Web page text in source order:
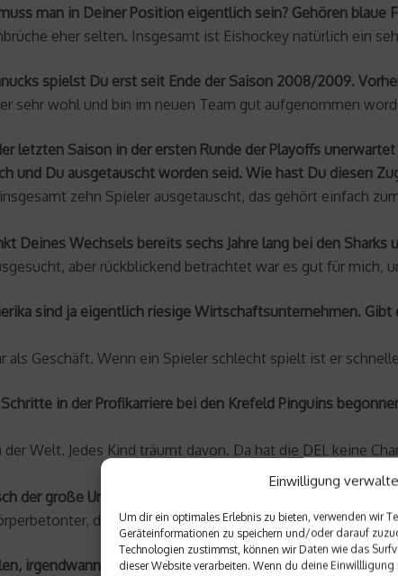
Einwilligung
Um dir ein optimales Erlebnis zu bieten, verwenden wir
Geräteinformationen zu speichern und/oder darauf
Technologien zustimmst, können wir Daten wie das
dieser Website verarbeiten. Wenn du deine
man in Deiner Position eigentlich sein? Gehören blaue
eher selten. Insgesamt ist Eishockey natürlich ein
spielst Du erst seit Ende der Saison 2008/2009.
sehr wohl und bin im neuen Team gut aufgenommen
letzten Saison in der ersten Runde der Playoffs
und Du ausgetauscht worden seid. Wie hast Du diesen
zehn Spieler ausgetauscht, das gehört einfach
Deines Wechsels bereits sechs Jahre lang bei den
aber rückblickend betrachtet war es gut für mich,
sind ja eigentlich riesige Wirtschaftsunternehmen.
als Geschäft. Wenn ein Spieler schlecht spielt ist er
in der Profikarriere bei den Krefeld Pinguins
Welt. Jedes Kind träumt davon. Da hat die DEL keine
der große Unterschied zwischen Nordamerikanischem
d.h. mehr Bodychecks.
irgendwann wieder für ein deutsches Team zu spielen?